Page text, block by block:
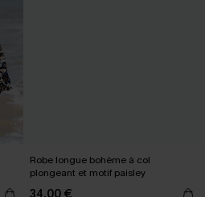
Robe longue bohème à col
plongeant et motif paisley
34,00 €